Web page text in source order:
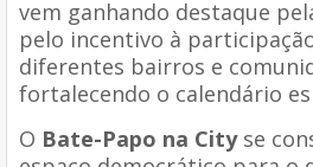
vem ganhando destaque
pelo incentivo à
diferentes bairros e
fortalecendo o calendário
O Bate-Papo na Cityse